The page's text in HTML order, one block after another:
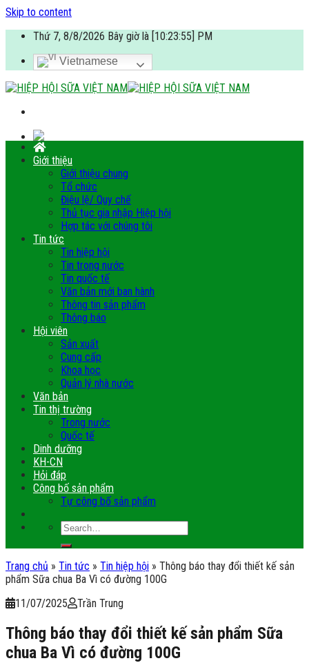
Skip to content
Thứ 7, 8/8/2026 Bây giờ là [10:23:55] PM
Vietnamese
Giới thiệu
Giới thiệu chung
Tổ chức
Điệu lệ/ Quy chế
Thủ tục gia nhập Hiệp hội
Hợp tác với chúng tôi
Tin tức
Tin hiệp hội
Tin trong nước
Tin quốc tế
Văn bản mới ban hành
Thông tin sản phẩm
Thông báo
Hội viên
Sản xuất
Cung cấp
Khoa học
Quản lý nhà nước
Văn bản
Tin thị trường
Trong nước
Quốc tế
Dinh dưỡng
KH-CN
Hỏi đáp
Công bố sản phẩm
Tự công bố sản phẩm
Trang chủ » Tin tức » Tin hiệp hội » Thông báo thay đổi thiết kế sản
phẩm Sữa chua Ba Vì có đường 100G
11/07/2025
Trần Trung
Thông báo thay đổi thiết kế sản phẩm Sữa
chua Ba Vì có đường 100G